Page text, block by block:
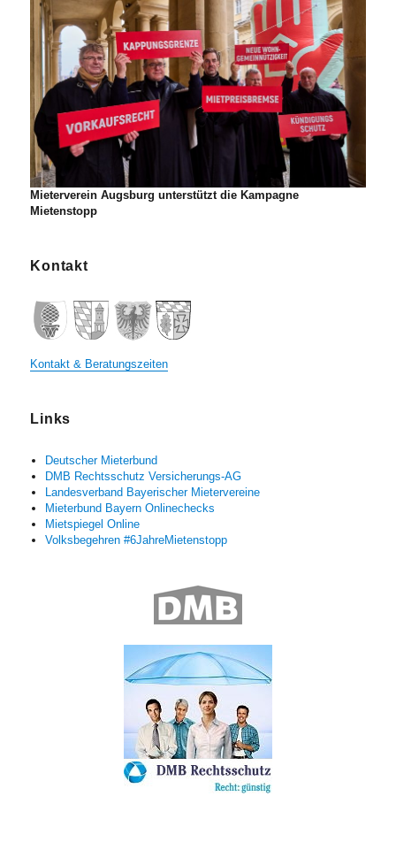
Mieterverein Augsburg unterstützt die Kampagne
Mietenstopp
Kontakt
Kontakt & Beratungszeiten
Links
Deutscher Mieterbund
DMB Rechtsschutz Versicherungs-AG
Landesverband Bayerischer Mietervereine
Mieterbund Bayern Onlinechecks
Mietspiegel Online
Volksbegehren #6JahreMietenstopp